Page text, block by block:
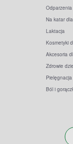
Odparzenia
Na katar
Laktacja
Kosmetyki
Akcesoria
Zdrowie
Ból i